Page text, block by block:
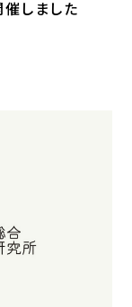
しました